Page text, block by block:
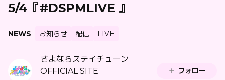
5/4『#DSPMLIVE 』
NEWS お知らせ 配信 LIVE
さよならステイチューン
OFFICIAL SITE
フォロー